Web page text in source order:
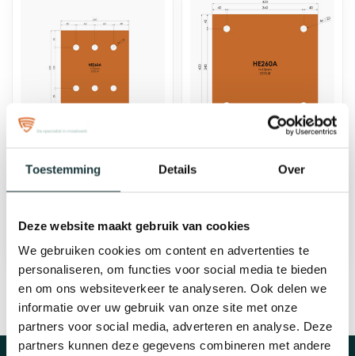
Toestemming Details Over
Deze website maakt gebruik van cookies
We gebruiken cookies om content en advertenties te
personaliseren, om functies voor social media te bieden
en om ons websiteverkeer te analyseren. Ook delen we
informatie over uw gebruik van onze site met onze
partners voor social media, adverteren en analyse. Deze
partners kunnen deze gegevens combineren met andere
€41,36
werkdagen werkdagen